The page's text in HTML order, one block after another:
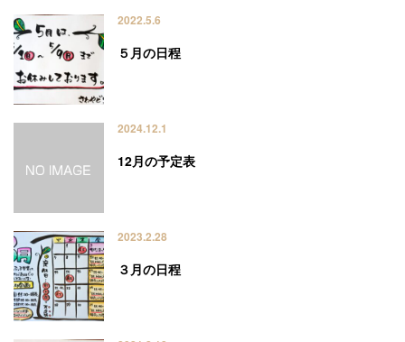
2022.5.6
５月の日程
2024.12.1
12月の予定表
2023.2.28
３月の日程